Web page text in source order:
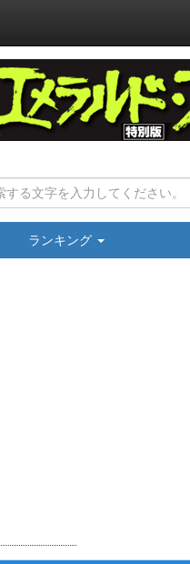
ランキング